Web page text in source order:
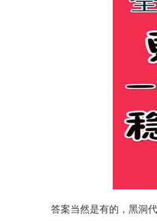
答案当然是有的，黑洞代